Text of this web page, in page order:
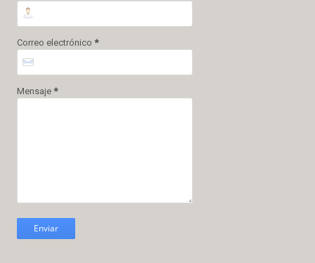
Correo electrónico *
Mensaje *